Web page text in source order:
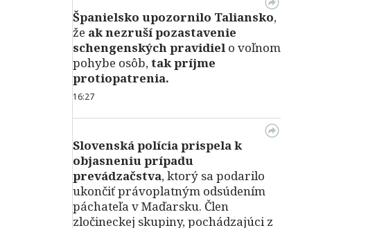
Španielsko upozornilo Taliansko,
že ak nezruší pozastavenie
schengenských pravidiel o voľnom
pohybe osôb,tak príjme
protiopatrenia.
16:27
Slovenská polícia prispela k
objasneniu prípadu
prevádzačstva, ktorý sa podarilo
ukončiť právoplatným odsúdením
páchateľa v Maďarsku. Člen
zločineckej skupiny, pochádzajúci z